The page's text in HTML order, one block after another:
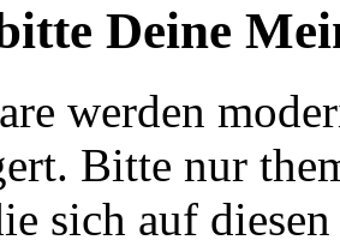
Deine
werden
Bitte nur
sich auf